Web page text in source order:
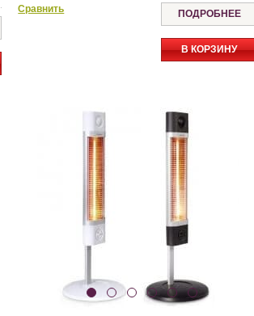
Сравнить ПОДРОБНЕЕ
В КОРЗИНУ